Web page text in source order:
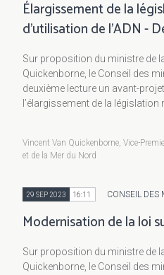
Élargissement de la
d’utilisation de l’ADN -
Sur proposition du ministre de
Quickenborne, le Conseil des
deuxième lecture un avant-
l’élargissement de la législation
Vincent Van Quickenborne, Vice-
et de la Mer du Nord
29 SEP 2023 16:11 CONSEIL DES
Modernisation de la loi
Sur proposition du ministre de
Quickenborne, le Conseil des